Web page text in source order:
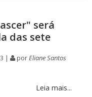
será
das sete
| porEliane Santos
Leia mais...